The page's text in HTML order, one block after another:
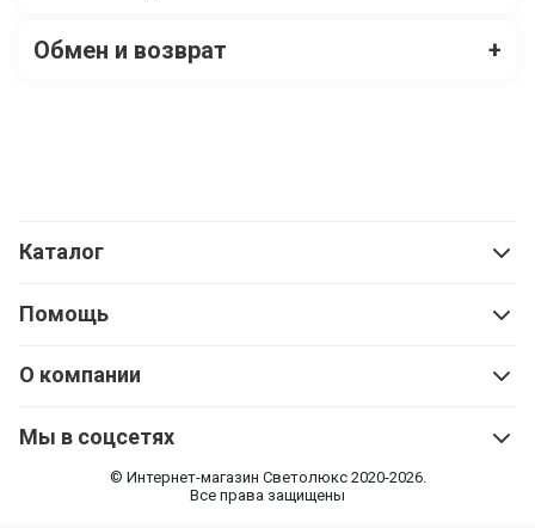
Обмен и возврат +
Каталог
Помощь
О компании
Мы в соцсетях
© Интернет-магазин Cветолюкс 2020-2026.
Все права защищены